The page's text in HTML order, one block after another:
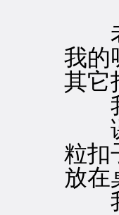
老
我的
其它
我
课
粒扣
放在
我